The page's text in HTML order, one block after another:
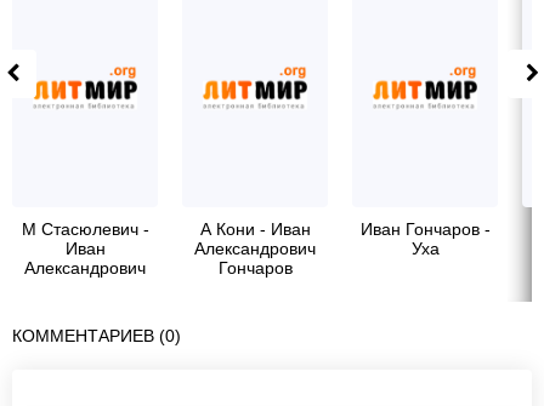
М Стасюлевич -
Иван
Александрович
А Кони - Иван
Александрович
Гончаров
Иван Гончаров -
Уха
КОММЕНТАРИЕВ (0)